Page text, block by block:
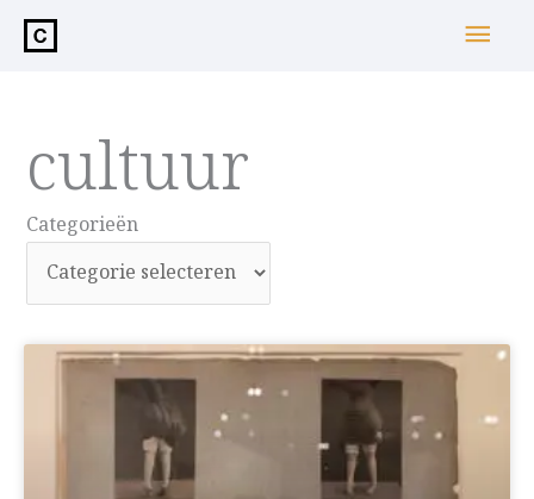
inhoud
cultuur
Categorieën
Categorieën